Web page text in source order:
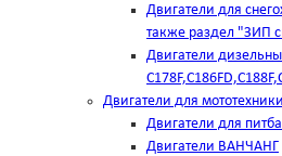
Двигатели для
также раздел "ЗИП
Двигатели
Двигатели для мототехники
Двигатели для
Двигатели ВАНЧАНГ